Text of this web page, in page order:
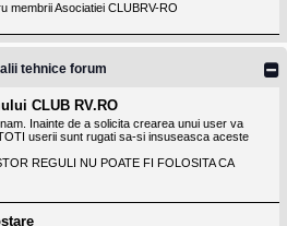
membrii Asociatiei CLUBRV-RO
tehnice forum
CLUB RV.RO
Inainte de a solicita crearea unui user va
userii sunt rugati sa-si insuseasca aceste
REGULI NU POATE FI FOLOSITA CA